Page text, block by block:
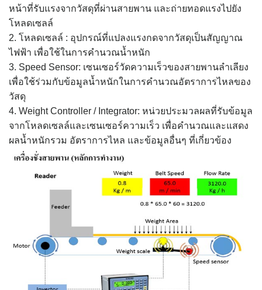
หน้าที่รับแรงจากวัสดุที่ผ่านสายพาน และถ่ายทอดแรงไปยัง
โหลดเซลล์
2. โหลดเซลล์ : อุปกรณ์ที่แปลงแรงกดจากวัสดุเป็นสัญญาณ
ไฟฟ้า เพื่อใช้ในการคำนวณน้ำหนัก
3. Speed Sensor: เซนเซอร์วัดความเร็วของสายพานลำเลียง
เพื่อใช้ร่วมกับข้อมูลน้ำหนักในการคำนวณอัตราการไหลของ
วัสดุ
4. Weight Controller / Integrator: หน่วยประมวลผลที่รับข้อมูล
จากโหลดเซลล์และเซนเซอร์ความเร็ว เพื่อคำนวณและแสดง
ผลน้ำหนักรวม อัตราการไหล และข้อมูลอื่นๆ ที่เกี่ยวข้อง